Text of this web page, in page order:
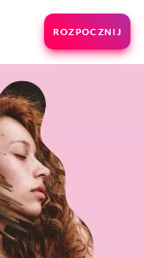
ROZPOCZNIJ